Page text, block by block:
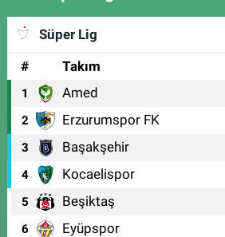
Süper Lig
#
Takım
1 Amed
2 Erzurumspor FK
3 Başakşehir
4 Kocaelispor
5 Beşiktaş
6 Eyüpspor